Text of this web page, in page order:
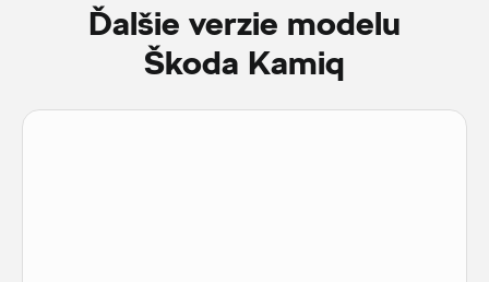
Ďalšie verzie modelu
Škoda Kamiq